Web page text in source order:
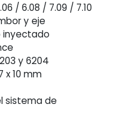
/ 6.08 / 7.09 / 7.10
y eje
inyectado
y 6204
x 10 mm
sistema de